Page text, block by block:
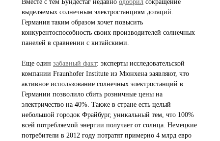
Вместе с тем Бундестаг недавно одобрил сокращение
выделяемых солнечным электростанциям дотаций.
Германия таким образом хочет повысить
конкурентоспособность своих производителей солнечных
панелей в сравнении с китайскими.
Еще один забавный факт: эксперты исследовательской
компании Fraunhofer Institute из Мюнхена заявляют, что
активное использование солнечных электростанций в
Германии позволило сбить розничные цены на
электричество на 40%. Также в стране есть целый
небольшой городок Фрайбург, уникальный тем, что 100%
всей потребляемой энергии получает от солнца. Немецкие
потребители в 2012 году потратят примерно 4 млрд евро